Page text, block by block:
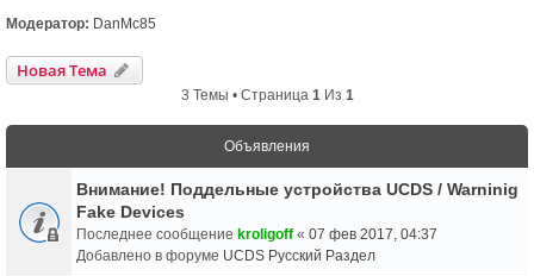
Модератор: DanMc85
Новая Тема
3 Темы • Страница 1Из 1
Объявления
Внимание! Поддельные устройства UCDS / Warninig
Fake Devices
Последнее сообщение kroligoff « 07 фев 2017, 04:37
Добавлено в форуме UCDS Русский Раздел